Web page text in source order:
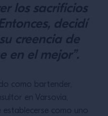
los sacrificios
decidí
creencia de
en el mejor”.
como bartender,
en Varsovia,
establecerse como uno